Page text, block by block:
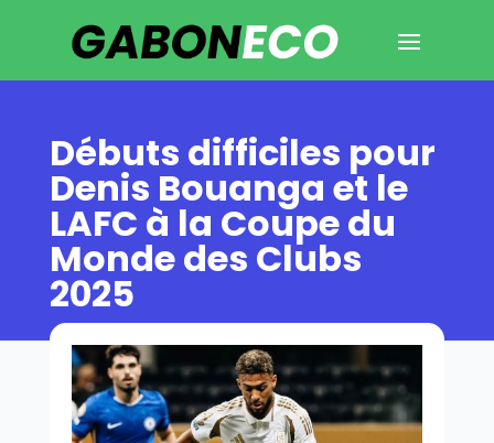
Débuts difficiles pour
Denis Bouanga et le
LAFC à la Coupe du
Monde des Clubs
2025